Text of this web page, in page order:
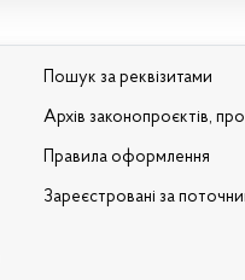
Пошук за реквізитами
Архів законопроєктів,
Правила оформлення
Зареєстровані за